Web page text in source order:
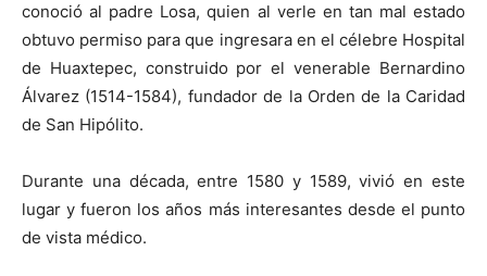
conoció al padre Losa, quien al verle en tan mal estado
obtuvo permiso para que ingresara en el célebre Hospital
de Huaxtepec, construido por el venerable Bernardino
Álvarez (1514-1584), fundador de la Orden de la Caridad
de San Hipólito.
Durante una década, entre 1580 y 1589, vivió en este
lugar y fueron los años más interesantes desde el punto
de vista médico.